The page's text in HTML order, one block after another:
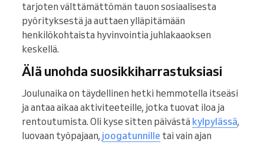
tarjoten välttämättömän tauon sosiaalisesta
pyörityksestä ja auttaen ylläpitämään
henkilökohtaista hyvinvointia juhlakaaoksen
keskellä.
Älä unohda suosikkiharrastuksiasi
Joulunaika on täydellinen hetki hemmotella itseäsi
ja antaa aikaa aktiviteeteille, jotka tuovat iloa ja
rentoutumista. Oli kyse sitten päivästä kylpylässä,
luovaan työpajaan, joogatunnille tai vain ajan